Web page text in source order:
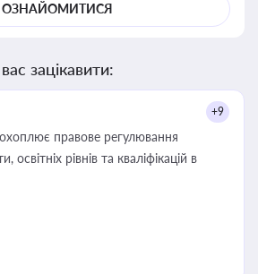
ОЗНАЙОМИТИСЯ
зацікавити:
+9
правове регулювання
освітніх рівнів та кваліфікацій в